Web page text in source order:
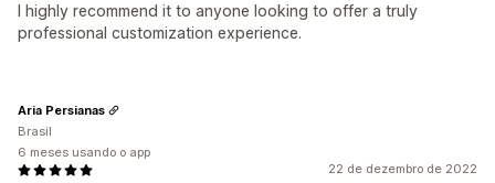
I highly recommend it to anyone looking to offer a truly
professional customization experience.
22 de dezembro de 2022
Aria Persianas
Brasil
6 meses usando o app